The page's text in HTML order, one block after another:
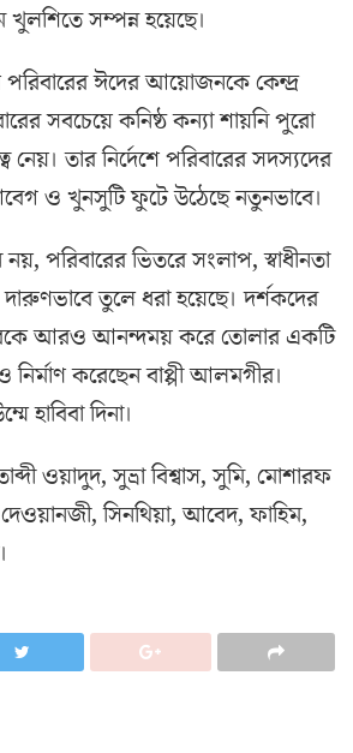
খুলশিতে সম্পন্ন হয়েছে।
ঈদের আয়োজনকে কেন্দ্র
সবচেয়ে কনিষ্ঠ কন্যা শায়নি পুরো
নেয়। তার নির্দেশে পরিবারের সদস্যদের
ও খুনসুটি ফুটে উঠেছে নতুনভাবে।
পরিবারের ভিতরে সংলাপ, স্বাধীনতা
তুলে ধরা হয়েছে। দর্শকদের
আরও আনন্দময় করে তোলার একটি
নির্মাণ করেছেন বাপ্পী আলমগীর।
হাবিবা দিনা।
ওয়াদুদ, সুভ্রা বিশ্বাস, সুমি, মোশারফ
সিনথিয়া, আবেদ, ফাহিম,